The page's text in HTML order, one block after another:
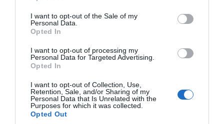
use your data for below specified purposes in below Google
consent section.
I want to opt-out of the Sale of my
Personal Data.
Opted In
I want to opt-out of processing my
Personal Data for Targeted Advertising.
Opted In
I want to opt-out of Collection, Use,
Retention, Sale, and/or Sharing of my
Personal Data that Is Unrelated with the
Purposes for which it was collected.
Opted Out
μέταλλο]… και να συναρμολογήσει μια
ατομική βόμβα», έγραψε ο φυσικός του
Χάρβαρντ και ειδικός σε θέματα πυρηνικής
ενέργειας στην Κίνα, Χούι Ζανγκ, στο Bulletin
Ο Σκοτ ​​Ρόκερ, ο οποίος διετέλεσε
επικεφαλής του Γραφείου Απομάκρυνσης